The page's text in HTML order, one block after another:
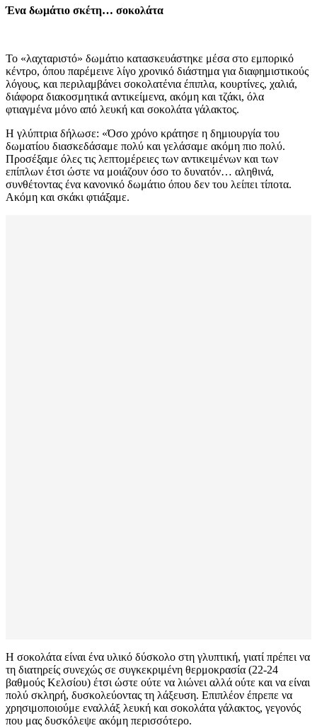
Ένα δωμάτιο σκέτη… σοκολάτα
Το «λαχταριστό» δωμάτιο κατασκευάστηκε μέσα στο εμπορικό
κέντρο, όπου παρέμεινε λίγο χρονικό διάστημα για διαφημιστικούς
λόγους, και περιλαμβάνει σοκολατένια έπιπλα, κουρτίνες, χαλιά,
διάφορα διακοσμητικά αντικείμενα, ακόμη και τζάκι, όλα
φτιαγμένα μόνο από λευκή και σοκολάτα γάλακτος.
Η γλύπτρια δήλωσε: «Όσο χρόνο κράτησε η δημιουργία του
δωματίου διασκεδάσαμε πολύ και γελάσαμε ακόμη πιο πολύ.
Προσέξαμε όλες τις λεπτομέρειες των αντικειμένων και των
επίπλων έτσι ώστε να μοιάζουν όσο το δυνατόν… αληθινά,
συνθέτοντας ένα κανονικό δωμάτιο όπου δεν του λείπει τίποτα.
Ακόμη και σκάκι φτιάξαμε.
Η σοκολάτα είναι ένα υλικό δύσκολο στη γλυπτική, γιατί πρέπει να
τη διατηρείς συνεχώς σε συγκεκριμένη θερμοκρασία (22-24
βαθμούς Κελσίου) έτσι ώστε ούτε να λιώνει αλλά ούτε και να είναι
πολύ σκληρή, δυσκολεύοντας τη λάξευση. Επιπλέον έπρεπε να
χρησιμοποιούμε εναλλάξ λευκή και σοκολάτα γάλακτος, γεγονός
που μας δυσκόλεψε ακόμη περισσότερο.